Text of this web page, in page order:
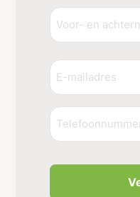
Voor-
en
(Vereist)
E-
mailadres
(Vereist)
Telefoonnummer
CAPTCHA